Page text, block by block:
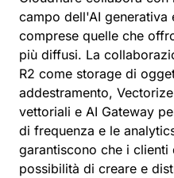
campo dell'AI generativa
comprese quelle che
più diffusi. La
R2 come storage di
addestramento,
vettoriali e AI Gateway
di frequenza e le
garantiscono che i clienti
possibilità di creare e